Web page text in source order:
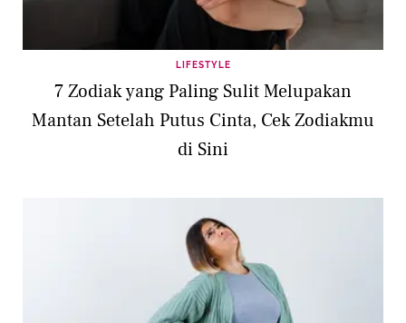
LIFESTYLE
7 Zodiak yang Paling Sulit Melupakan
Mantan Setelah Putus Cinta, Cek Zodiakmu
di Sini